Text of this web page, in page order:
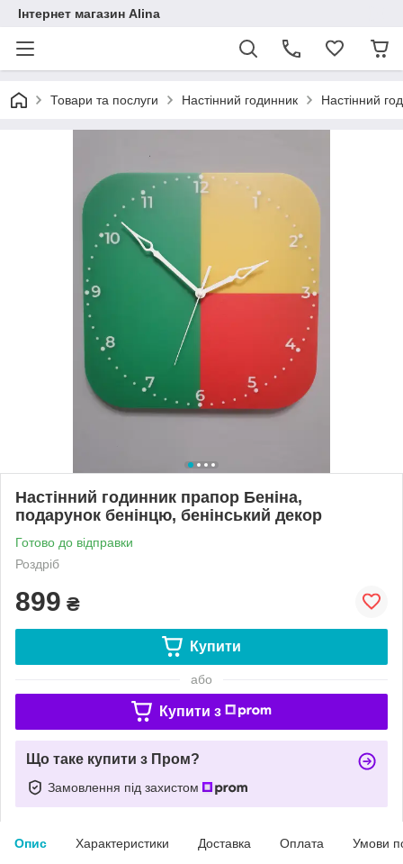
Інтернет магазин Alina
Товари та послуги Настінний годинник Настінний
Настінний годинник прапор Беніна,
подарунок бенінцю, бенінський декор
Готово до відправки
Роздріб
899 ₴
Купити
або
Купити з
Що таке купити з Пром?
Замовлення під захистом
Опис Характеристики Доставка Оплата Умови